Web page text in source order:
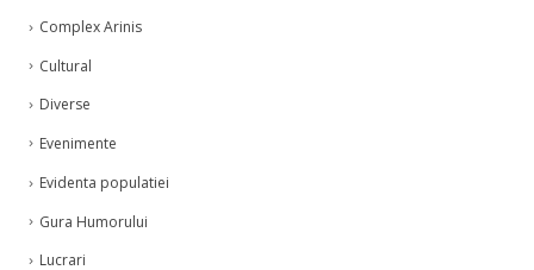
Complex Arinis
Cultural
Diverse
Evenimente
Evidenta populatiei
Gura Humorului
Lucrari